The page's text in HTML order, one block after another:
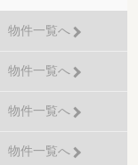
物件一覧へ
物件一覧へ
物件一覧へ
物件一覧へ